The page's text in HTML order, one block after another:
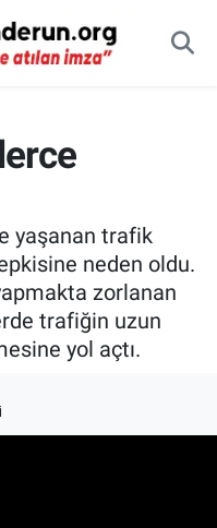
yaşanan trafik
neden oldu.
zorlanan
trafiğin uzun
yol açtı.